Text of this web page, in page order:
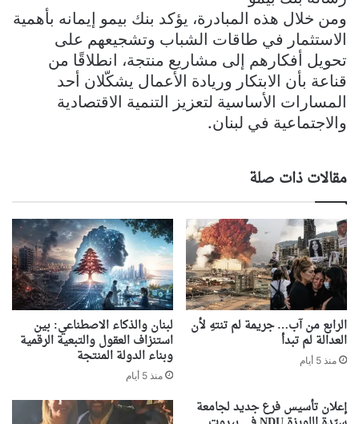
ومن خلال هذه المبادرة، يؤكد بنك بيمو إيمانه بأهمية
الاستثمار في طاقات الشباب وتشجيعهم على
تحويل أفكارهم إلى مشاريع منتجة، انطلاقًا من
قناعة بأن الابتكار وريادة الأعمال يشكّلان أحد
المسارات الأساسية لتعزيز التنمية الاقتصادية
والاجتماعية في لبنان.
مقالات ذات صلة
الرابع من آب… جريمة لم تنتهِ لأن
العدالة لم تبدأ
منذ 5 أيام
لبنان والذكاء الاصطناعي: بين
استنزاف العقول والتبعية الرقمية
وبناء الدولة المنتجة
منذ 5 أيام
إعلان تأسيس فرع جديد لجامعة